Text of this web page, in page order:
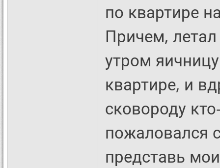
по квартире
Причем,
утром
квартире, и
сковороду
пожаловался
представь